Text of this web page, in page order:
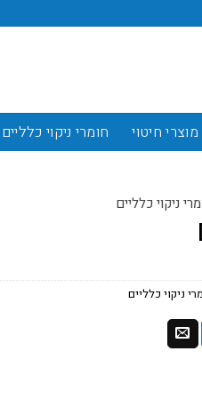
מוצרי חיטוי חומרי ניקוי כלליים
ניקוי כלליים
ניקוי כלליים